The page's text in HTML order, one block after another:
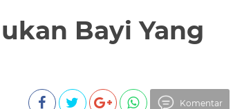
Bayi Yang
Komentar